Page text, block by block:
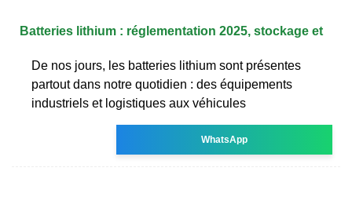
Batteries lithium : réglementation 2025, stockage et
De nos jours, les batteries lithium sont présentes
partout dans notre quotidien : des équipements
industriels et logistiques aux véhicules
WhatsApp